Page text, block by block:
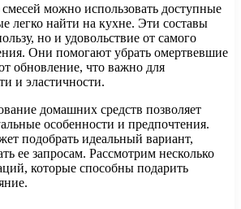
можно использовать доступные
легко найти на кухне. Эти составы
но и удовольствие от самого
Они помогают убрать омертвевшие
обновление, что важно для
и эластичности.
домашних средств позволяет
особенности и предпочтения.
подобрать идеальный вариант,
ее запросам. Рассмотрим несколько
которые способны подарить